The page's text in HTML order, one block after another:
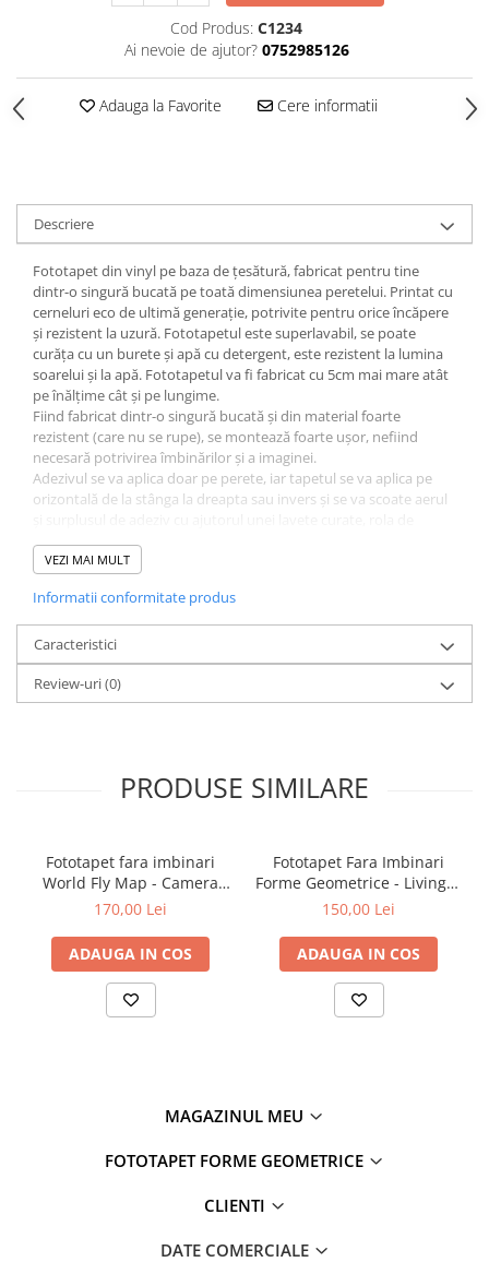
Cod Produs: C1234
Ai nevoie de ajutor? 0752985126
Adauga la Favorite Cere informatii
Descriere
Fototapet din vinyl pe baza de țesătură, fabricat pentru tine
dintr-o singură bucată pe toată dimensiunea peretelui. Printat cu
cerneluri eco de ultimă generație, potrivite pentru orice încăpere
și rezistent la uzură. Fototapetul este superlavabil, se poate
curăța cu un burete și apă cu detergent, este rezistent la lumina
soarelui și la apă. Fototapetul va fi fabricat cu 5cm mai mare atât
pe înălțime cât și pe lungime.
Fiind fabricat dintr-o singură bucată și din material foarte
rezistent (care nu se rupe), se montează foarte ușor, nefiind
necesară potrivirea îmbinărilor și a imaginei.
Adezivul se va aplica doar pe perete, iar tapetul se va aplica pe
orizontală de la stânga la dreapta sau invers și se va scoate aerul
silicon sau spaclu de plastic. Poate fi dezlipit și repozitionat cu
ușurință fără a risca ruperea.
adeziv pastă la găleată, pentru tapet greu. Grosimea tapetului
este de 280gr/mp.
Fototapetul va fi expediat intr-un tub de carton care ii va asigura
protectia la livrare.
VEZI MAI MULT
Informatii conformitate produs
Caracteristici
Review-uri(0)
PRODUSE SIMILARE
Fototapet fara imbinari
World Fly Map - Camera
Copilului
170,00 Lei
ADAUGA IN COS
Fototapet Fara Imbinari
Forme Geometrice - Living &
Dormitor
150,00 Lei
ADAUGA IN COS
MAGAZINUL MEU
FOTOTAPET FORME GEOMETRICE
CLIENTI
DATE COMERCIALE